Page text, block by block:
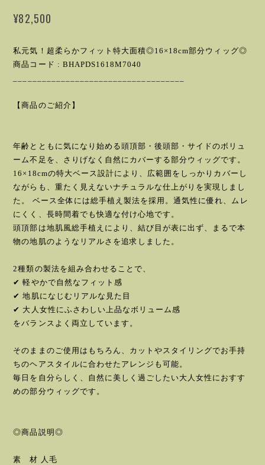
¥82,500
私元気！超柔らかフィット特大面積◎16×18cm部分ウィッグ◎
商品コード : BHAPDS1618M7040
【商品のご紹介】
年齢とともに気になり始める頭頂部・後頭部・サイドのボリュ
ーム不足を、さりげなく自然にカバーする部分ウィッグです。
16×18cmの特大ベース設計により、広範囲をしっかりカバーし
ながらも、重たく見えないナチュラルな仕上がりを実現しまし
た。 ベース全体には総手植え製法を採用。通気性に優れ、ムレ
にくく、長時間着でも快適な付け心地です。
頭頂部は地肌風総手植えにより、結び目が表に出ず、まるで本
物の地肌のようなリアルさを追求しました。
2種類の製法を組み合わせることで、
✔ 軽やかで自然なフィット感
✔ 地肌になじむリアルな見た目
✔ 大人女性にふさわしい上品なボリューム感
をバランスよく両立しています。
そのままのご使用はもちろん、カットやスタイリングでお手持
ちのヘアスタイルに合わせたアレンジも可能。
毎日を自分らしく、自然に美しく過ごしたい大人女性におすす
めの部分ウィッグです。
◎商品説明◎
素 材 人毛